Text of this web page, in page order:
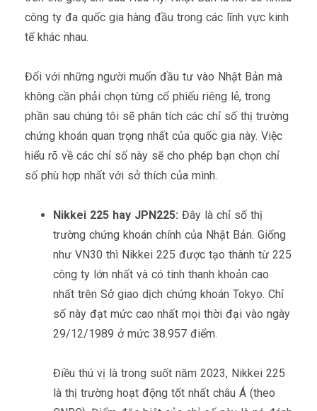
công ty đa quốc gia hàng đầu trong các lĩnh vực kinh
tế khác nhau.
Đối với những người muốn đầu tư vào Nhật Bản mà
không cần phải chọn từng cổ phiếu riêng lẻ, trong
phần sau chúng tôi sẽ phân tích các chỉ số thị trường
chứng khoán quan trọng nhất của quốc gia này. Việc
hiểu rõ về các chỉ số này sẽ cho phép bạn chọn chỉ
số phù hợp nhất với sở thích của mình.
Nikkei 225 hay JPN225: Đây là chỉ số thị
trường chứng khoán chính của Nhật Bản. Giống
như VN30 thì Nikkei 225 được tạo thành từ 225
công ty lớn nhất và có tính thanh khoản cao
nhất trên Sở giao dịch chứng khoán Tokyo. Chỉ
số này đạt mức cao nhất mọi thời đại vào ngày
29/12/1989 ở mức 38.957 điểm.
Điều thú vị là trong suốt năm 2023, Nikkei 225
là thị trường hoạt động tốt nhất châu Á (theo